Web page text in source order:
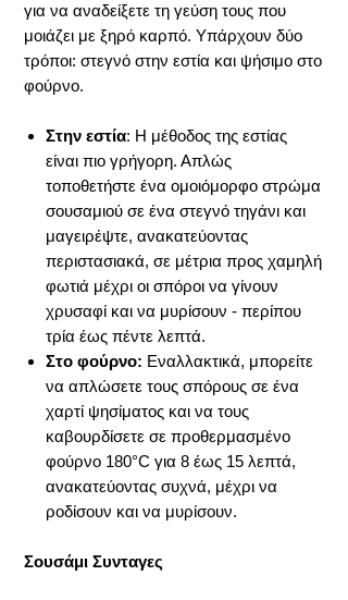
για να αναδείξετε τη γεύση τους που
μοιάζει με ξηρό καρπό. Υπάρχουν δύο
τρόποι: στεγνό στην εστία και ψήσιμο στο
φούρνο.
Στην εστία: Η μέθοδος της εστίας
είναι πιο γρήγορη. Απλώς
τοποθετήστε ένα ομοιόμορφο στρώμα
σουσαμιού σε ένα στεγνό τηγάνι και
μαγειρέψτε, ανακατεύοντας
περιστασιακά, σε μέτρια προς χαμηλή
φωτιά μέχρι οι σπόροι να γίνουν
χρυσαφί και να μυρίσουν - περίπου
τρία έως πέντε λεπτά.
Στο φούρνο: Εναλλακτικά, μπορείτε
να απλώσετε τους σπόρους σε ένα
χαρτί ψησίματος και να τους
καβουρδίσετε σε προθερμασμένο
φούρνο 180°C για 8 έως 15 λεπτά,
ανακατεύοντας συχνά, μέχρι να
ροδίσουν και να μυρίσουν.
Σουσάμι Συνταγες